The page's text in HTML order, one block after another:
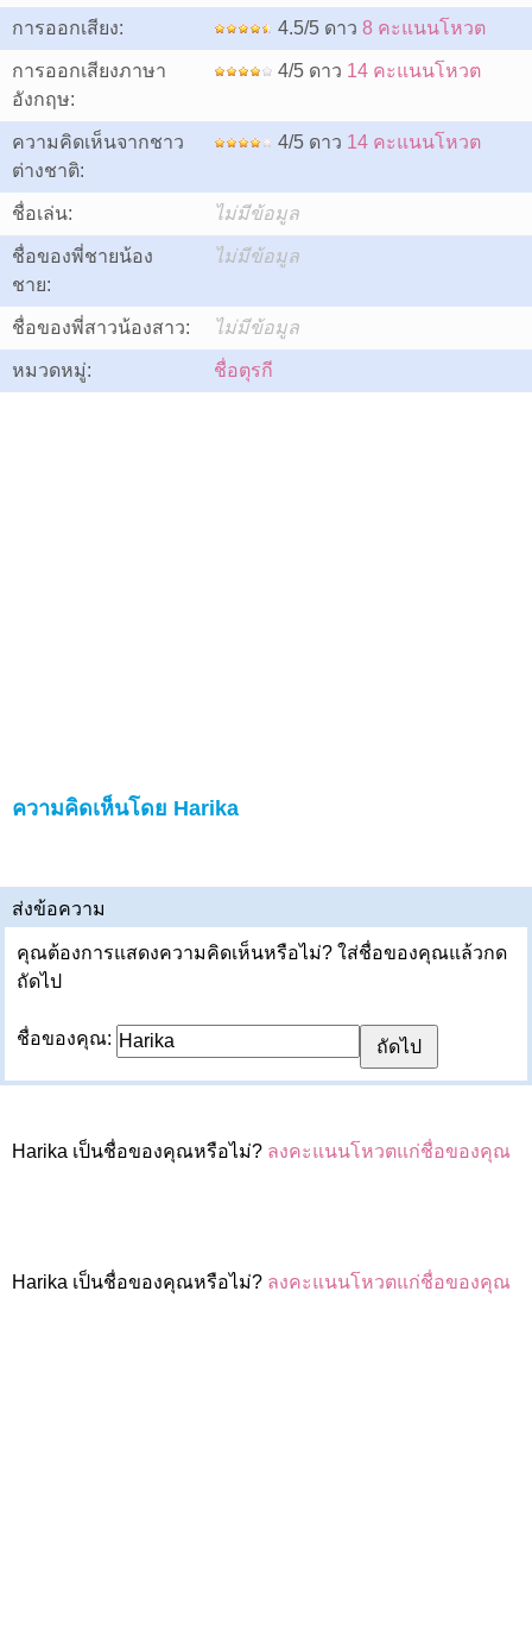
การออกเสียง: 4.5/5 ดาว 8 คะแนนโหวต
การออกเสียงภาษา
อังกฤษ:
4/5 ดาว 14 คะแนนโหวต
ความคิดเห็นจากชาว
ต่างชาติ:
4/5 ดาว 14 คะแนนโหวต
ชื่อเล่น: ไม่มีข้อมูล
ชื่อของพี่ชายน้อง
ชาย:
ไม่มีข้อมูล
ชื่อของพี่สาวน้องสาว: ไม่มีข้อมูล
หมวดหมู่: ชื่อตุรกี
ความคิดเห็นโดย Harika
ส่งข้อความ
คุณต้องการแสดงความคิดเห็นหรือไม่? ใส่ชื่อของคุณแล้วกด
ถัดไป
ชื่อของคุณ:
Harika เป็นชื่อของคุณหรือไม่? ลงคะแนนโหวตแก่ชื่อของคุณ
Harika เป็นชื่อของคุณหรือไม่? ลงคะแนนโหวตแก่ชื่อของคุณ